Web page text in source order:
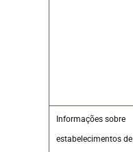
Informações sobre
estabelecimentos de